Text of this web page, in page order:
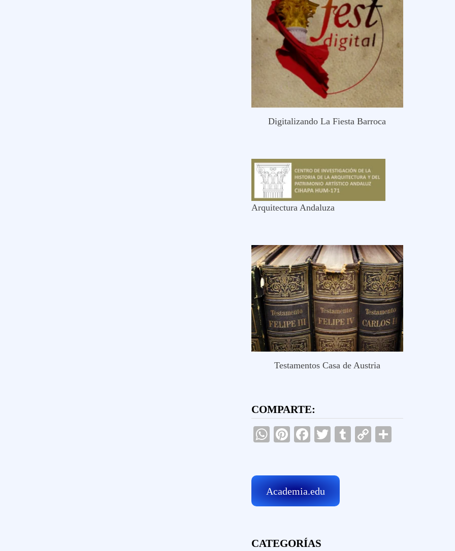
Digitalizando La Fiesta Barroca
Arquitectura Andaluza
Testamentos Casa de Austria
COMPARTE:
WhatsApp
Pinterest
Facebook
TwitterTumblr
Copy
Academia.edu
CATEGORÍAS